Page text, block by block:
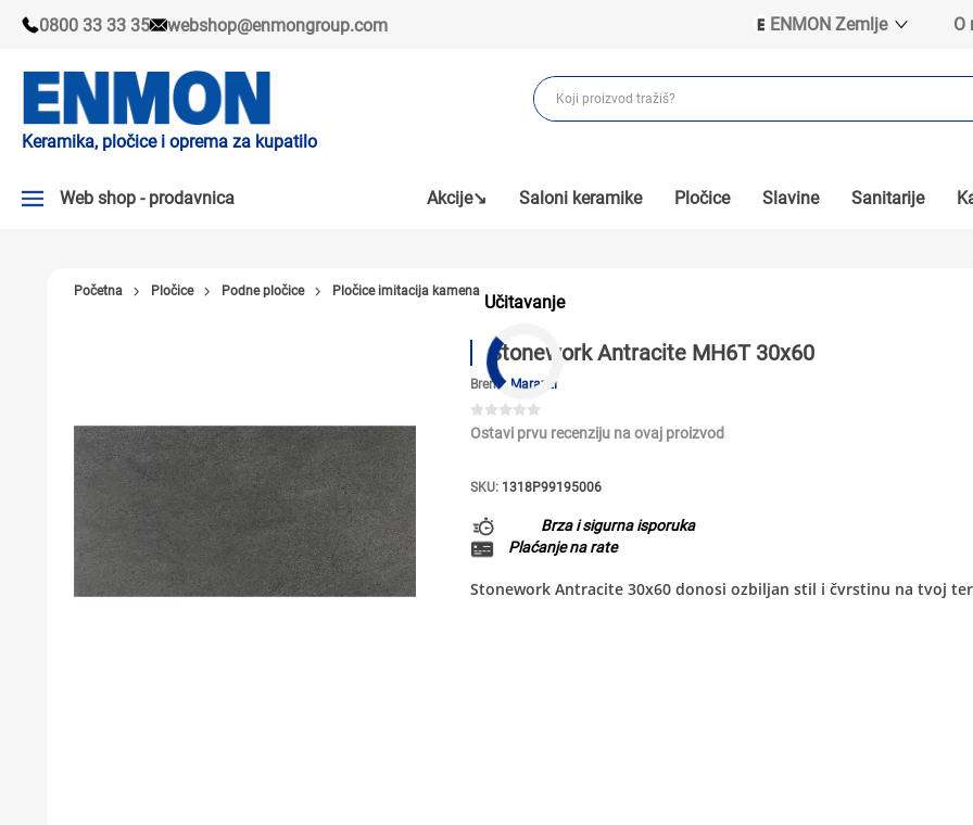
0800 33 33 35 webshop@enmongroup.com
ENMON Zemlje
ENMON BIH
ENMON MKD
O
Keramika, pločice i oprema za kupatilo
Web shop - prodavnica
PLOČICE
SANITARIJE
KUPATILSKI NAMEŠTAJ I OGLEDALA
PODNE I ZIDNE OBLOGE
Akcije↘ Saloni keramike Pločice Slavine Sanitarije
Učitavanje
Početna Pločice Podne pločice Pločice imitacija kamena
Stonework Antracite MH6T 30x60
Brend: Marazzi
Ostavi prvu recenziju na ovaj proizvod
SKU: 1318P99195006
Brza i sigurna isporuka
Plaćanje na rate
Stonework Antracite 30x60 donosi ozbiljan stil i čvrstinu na tvoj